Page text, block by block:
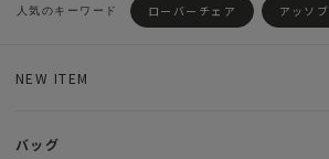
ローバーチェア アッソブ
NEW ITEM
バッグ